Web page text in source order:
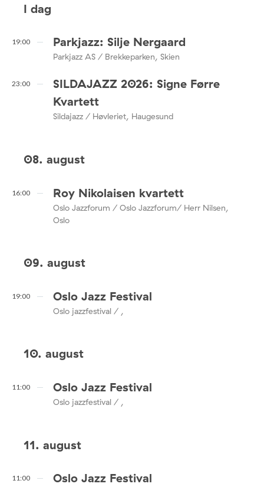
I dag
19:00 Parkjazz: Silje Nergaard
Parkjazz AS / Brekkeparken, Skien
23:00
SILDAJAZZ 2026: Signe Førre
Kvartett
Sildajazz / Høvleriet, Haugesund
08. august
16:00 Roy Nikolaisen kvartett
Oslo Jazzforum / Oslo Jazzforum/ Herr Nilsen,
Oslo
09. august
19:00 Oslo Jazz Festival
Oslo jazzfestival / ,
10. august
11:00 Oslo Jazz Festival
Oslo jazzfestival / ,
11. august
11:00 Oslo Jazz Festival